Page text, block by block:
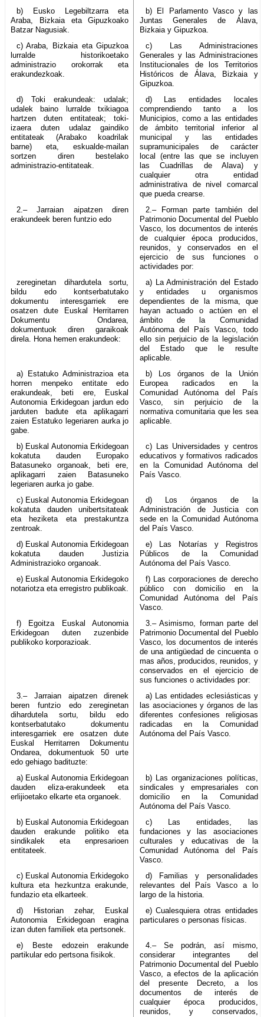
b) Eusko Legebiltzarra eta
Araba, Bizkaia eta Gipuzkoako
Batzar Nagusiak.
b) El Parlamento Vasco y las
Juntas Generales de Álava,
Bizkaia y Gipuzkoa.
c) Araba, Bizkaia eta Gipuzkoa
lurralde historikoetako
administrazio orokorrak eta
erakundezkoak.
c) Las Administraciones
Generales y las Administraciones
Institucionales de los Territorios
Históricos de Álava, Bizkaia y
Gipuzkoa.
d) Toki erakundeak: udalak;
udalek baino lurralde txikiagoa
hartzen duten entitateak; toki-
izaera duten udalaz gaindiko
entitateak (Arabako koadrilak
barne) eta, eskualde-mailan
sortzen diren bestelako
administrazio-entitateak.
d) Las entidades locales
comprendiendo tanto a los
Municipios, como a las entidades
de ámbito territorial inferior al
municipal y las entidades
supramunicipales de carácter
local (entre las que se incluyen
las Cuadrillas de Alava) y
cualquier otra entidad
administrativa de nivel comarcal
que pueda crearse.
2.– Jarraian aipatzen diren
erakundeek beren funtzio edo
2.– Forman parte también del
Patrimonio Documental del Pueblo
Vasco, los documentos de interés
de cualquier época producidos,
reunidos, y conservados en el
ejercicio de sus funciones o
actividades por:
zereginetan dihardutela sortu,
bildu edo kontserbatutako
dokumentu interesgarriek ere
osatzen dute Euskal Herritarren
Dokumentu Ondarea,
dokumentuok diren garaikoak
direla. Hona hemen erakundeok:
a) La Administración del Estado
y entidades u organismos
dependientes de la misma, que
hayan actuado o actúen en el
ámbito de la Comunidad
Autónoma del País Vasco, todo
ello sin perjuicio de la legislación
del Estado que le resulte
aplicable.
a) Estatuko Administrazioa eta
horren menpeko entitate edo
erakundeak, beti ere, Euskal
Autonomia Erkidegoan jardun edo
jarduten badute eta aplikagarri
zaien Estatuko legeriaren aurka jo
gabe.
b) Los órganos de la Unión
Europea radicados en la
Comunidad Autónoma del País
Vasco, sin perjuicio de la
normativa comunitaria que les sea
aplicable.
b) Euskal Autonomia Erkidegoan
kokatuta dauden Europako
Batasuneko organoak, beti ere,
aplikagarri zaien Batasuneko
legeriaren aurka jo gabe.
c) Las Universidades y centros
educativos y formativos radicados
en la Comunidad Autónoma del
País Vasco.
c) Euskal Autonomia Erkidegoan
kokatuta dauden unibertsitateak
eta heziketa eta prestakuntza
zentroak.
d) Los órganos de la
Administración de Justicia con
sede en la Comunidad Autónoma
del País Vasco.
d) Euskal Autonomia Erkidegoan
kokatuta dauden Justizia
Administrazioko organoak.
e) Las Notarías y Registros
Públicos de la Comunidad
Autónoma del País Vasco.
e) Euskal Autonomia Erkidegoko
notariotza eta erregistro publikoak.
f) Las corporaciones de derecho
público con domicilio en la
Comunidad Autónoma del País
Vasco.
f) Egoitza Euskal Autonomia
Erkidegoan duten zuzenbide
publikoko korporazioak.
3.– Asimismo, forman parte del
Patrimonio Documental del Pueblo
Vasco, los documentos de interés
de una antigüedad de cincuenta o
mas años, producidos, reunidos, y
conservados en el ejercicio de
sus funciones o actividades por:
3.– Jarraian aipatzen direnek
beren funtzio edo zereginetan
dihardutela sortu, bildu edo
kontserbatutako dokumentu
interesgarriek ere osatzen dute
Euskal Herritarren Dokumentu
Ondarea, dokumentuok 50 urte
edo gehiago badituzte:
a) Las entidades eclesiásticas y
las asociaciones y órganos de las
diferentes confesiones religiosas
radicadas en la Comunidad
Autónoma del País Vasco.
a) Euskal Autonomia Erkidegoan
dauden eliza-erakundeek eta
erlijioetako elkarte eta organoek.
b) Las organizaciones políticas,
sindicales y empresariales con
domicilio en la Comunidad
Autónoma del País Vasco.
b) Euskal Autonomia Erkidegoan
dauden erakunde politiko eta
sindikalek eta enpresarioen
entitateek.
c) Las entidades, las
fundaciones y las asociaciones
culturales y educativas de la
Comunidad Autónoma del País
Vasco.
c) Euskal Autonomia Erkidegoko
kultura eta hezkuntza erakunde,
fundazio eta elkarteek.
d) Familias y personalidades
relevantes del País Vasco a lo
largo de la historia.
d) Historian zehar, Euskal
Autonomia Erkidegoan eragina
izan duten familiek eta pertsonek.
e) Cualesquiera otras entidades
particulares o personas físicas.
e) Beste edozein erakunde
partikular edo pertsona fisikok.
4.– Se podrán, así mismo,
considerar integrantes del
Patrimonio Documental del Pueblo
Vasco, a efectos de la aplicación
del presente Decreto, a los
documentos de interés de
cualquier época producidos,
reunidos, y conservados,